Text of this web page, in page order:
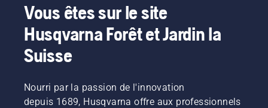
Vous êtes sur le site
Husqvarna Forêt et Jardin la
Suisse
Nourri par la passion de l'innovation
depuis 1689, Husqvarna offre aux professionnels